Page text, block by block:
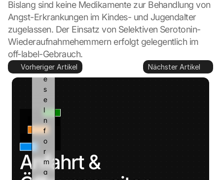
Bislang sind keine Medikamente zur Behandlung von
Angst-Erkrankungen im Kindes- und Jugendalter
zugelassen. Der Einsatz von Selektiven Serotonin-
Wiederaufnahmehemmern erfolgt gelegentlich im
off-label-Gebrauch.
Vorheriger Artikel Nächster Artikel
Anfahrt &
e
k
a
n
n
d
i
e
s
e
I
n
f
o
r
m
a